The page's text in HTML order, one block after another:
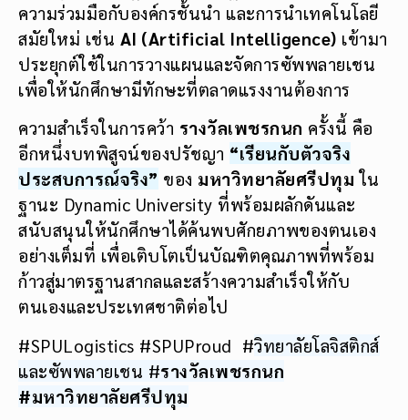
ความร่วมมือกับองค์กรชั้นนำ และการนำเทคโนโลยี
สมัยใหม่ เช่น AI (Artificial Intelligence) เข้ามา
ประยุกต์ใช้ในการวางแผนและจัดการซัพพลายเชน
เพื่อให้นักศึกษามีทักษะที่ตลาดแรงงานต้องการ
ความสำเร็จในการคว้า รางวัลเพชรกนก ครั้งนี้ คือ
อีกหนึ่งบทพิสูจน์ของปรัชญา “เรียนกับตัวจริง
ประสบการณ์จริง” ของ มหาวิทยาลัยศรีปทุม ใน
ฐานะ Dynamic University ที่พร้อมผลักดันและ
สนับสนุนให้นักศึกษาได้ค้นพบศักยภาพของตนเอง
อย่างเต็มที่ เพื่อเติบโตเป็นบัณฑิตคุณภาพที่พร้อม
ก้าวสู่มาตรฐานสากลและสร้างความสำเร็จให้กับ
ตนเองและประเทศชาติต่อไป
#SPULogistics #SPUProud #วิทยาลัยโลจิสติกส์
และซัพพลายเชน #รางวัลเพชรกนก
#มหาวิทยาลัยศรีปทุม